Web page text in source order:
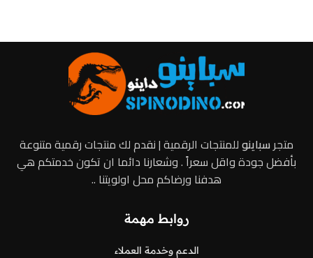
متجرسباينوللمنتجات الرقمية | نقدم لك منتجات رقمية متنوعة
بأفضل جودة واقل سعراً . وشعارنا دائما ان تكون خدمتكم هي
هدفنا ورضاكم محل اولويتنا ..
روابط مهمة
الدعم وخدمة العملاء